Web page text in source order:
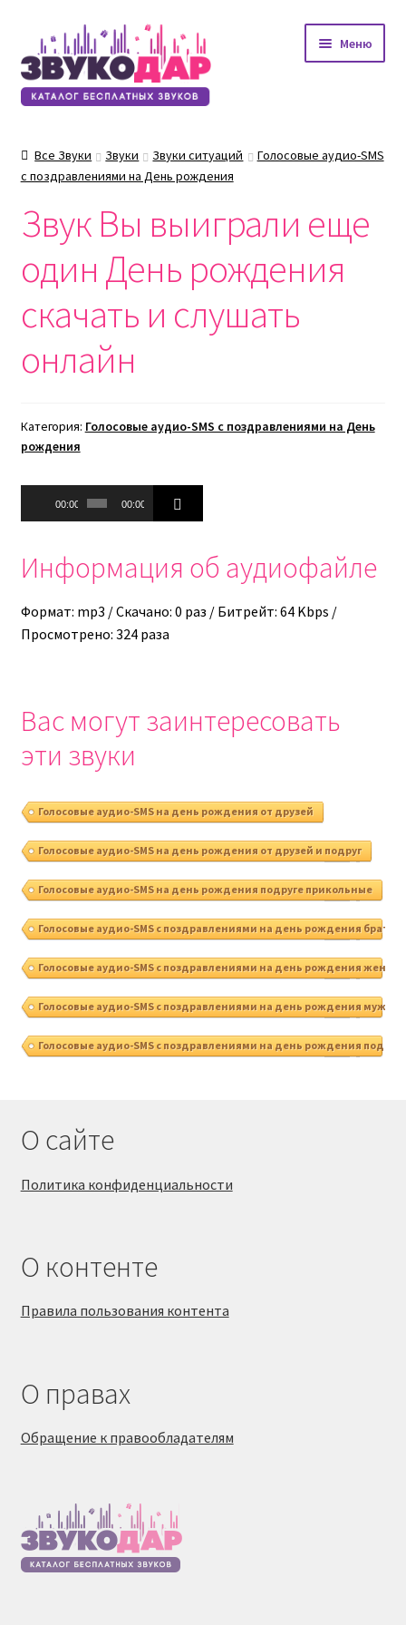
Перейти
к
навигации
Перейти
к
содержимому
Меню
Все Звуки Звуки Звуки ситуаций
Голосовые аудио-SMS
с поздравлениями на День рождения
Звук Вы выиграли еще
один День рождения
скачать и слушать
онлайн
Категория: Голосовые аудио-SMS с поздравлениями на День
рождения
Аудиоплеер
00:00 00:00
Информация об аудиофайле
Формат: mp3 / Скачано: 0 раз / Битрейт: 64 Kbps /
Просмотрено: 324 раза
Вас могут заинтересовать
эти звуки
Голосовые аудио-SMS на день рождения от друзей
Голосовые аудио-SMS на день рождения от друзей и подруг
Голосовые аудио-SMS на день рождения подруге прикольные
Голосовые аудио-SMS с поздравлениями на день рождения брату
Голосовые аудио-SMS с поздравлениями на день рождения
Голосовые аудио-SMS с поздравлениями на день рождения
Голосовые аудио-SMS с поздравлениями на день рождения подруге
О сайте
Политика конфиденциальности
О контенте
Правила пользования контента
О правах
Обращение к правообладателям